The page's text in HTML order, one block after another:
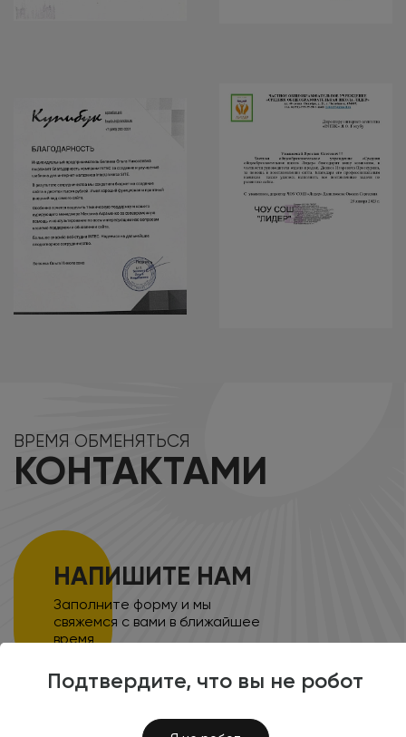
Подтвердите, что вы не робот
ВРЕМЯ ОБМЕНЯТЬСЯ
КОНТАКТАМИ
НАПИШИТЕ НАМ
Заполните форму и мы
свяжемся с вами в ближайшее
время